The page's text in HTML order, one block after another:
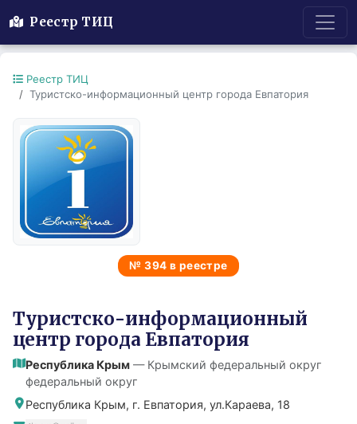
Реестр ТИЦ
Реестр ТИЦ
Туристско-информационный центр города Евпатория
№ 394 в реестре
Туристско-информационный
центр города Евпатория
Республика Крым — Крымский федеральный округ
федеральный округ
Республика Крым, г. Евпатория, ул.Караева, 18